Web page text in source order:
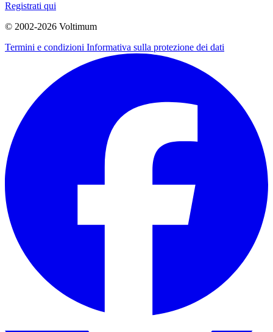
Registrati qui
© 2002-2026 Voltimum
Termini e condizioni Informativa sulla protezione dei dati